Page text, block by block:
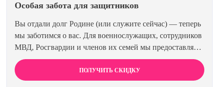
Особая забота для защитников
Вы отдали долг Родине (или служите сейчас) — теперь
мы заботимся о вас. Для военнослужащих, сотрудников
МВД, Росгвардии и членов их семей мы предоставляем
скидку 15% на все виды лечения и кодирования.
Полная анонимность и уважение к вашему статусу
гарантированы. Действуйте по удостоверению.
ПОЛУЧИТЬ СКИДКУ